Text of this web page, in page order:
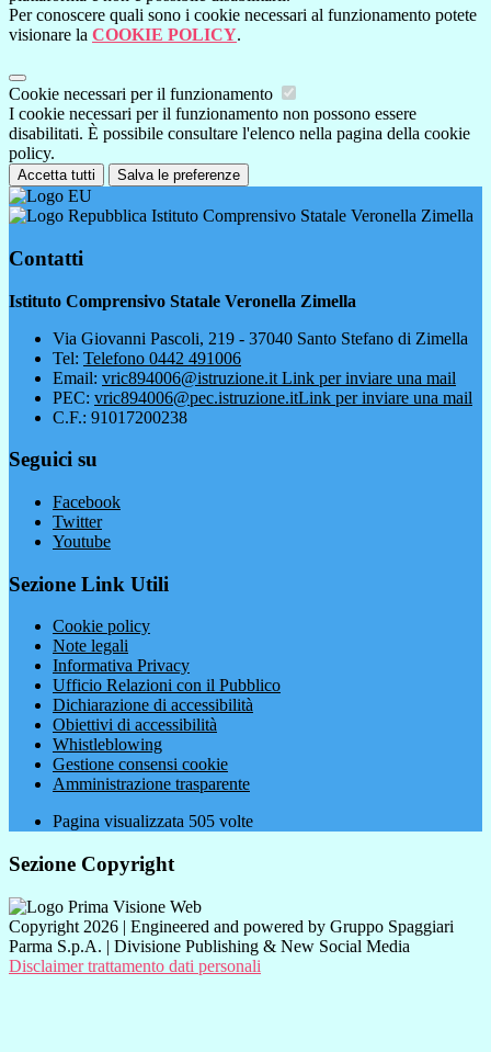
Per conoscere quali sono i cookie necessari al funzionamento potete
visionare la COOKIE POLICY.
Cookie necessari per il funzionamento
I cookie necessari per il funzionamento non possono essere
disabilitati. È possibile consultare l'elenco nella pagina della cookie
policy.
Accetta tutti Salva le preferenze
Istituto Comprensivo Statale Veronella Zimella
Contatti
Istituto Comprensivo Statale Veronella Zimella
Via Giovanni Pascoli, 219 - 37040 Santo Stefano di Zimella
Tel: Telefono 0442 491006
Email: vric894006@istruzione.it Link per inviare una mail
PEC: vric894006@pec.istruzione.itLink per inviare una mail
C.F.: 91017200238
Seguici su
Facebook
Twitter
Youtube
Sezione Link Utili
Cookie policy
Note legali
Informativa Privacy
Ufficio Relazioni con il Pubblico
Dichiarazione di accessibilità
Obiettivi di accessibilità
Whistleblowing
Gestione consensi cookie
Amministrazione trasparente
Pagina visualizzata 505 volte
Sezione Copyright
Copyright 2026 | Engineered and powered by Gruppo Spaggiari
Parma S.p.A. | Divisione Publishing & New Social Media
Disclaimer trattamento dati personali